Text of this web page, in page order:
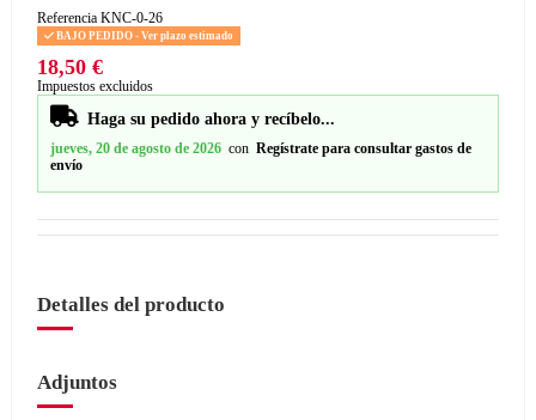
Referencia KNC-0-26
BAJO PEDIDO - Ver plazo estimado
18,50 €
Impuestos excluidos
Haga su pedido ahora y recíbelo...
jueves, 20 de agosto de 2026 con Regístrate para consultar gastos de
envío
Detalles del producto
Adjuntos